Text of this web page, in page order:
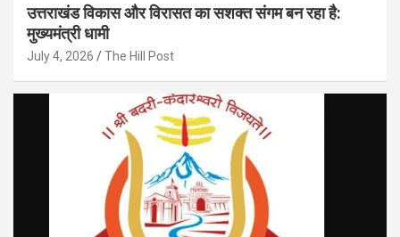
उत्तराखंड विकास और विरासत का सशक्त संगम बन रहा है:
मुख्यमंत्री धामी
July 4, 2026 The Hill Post